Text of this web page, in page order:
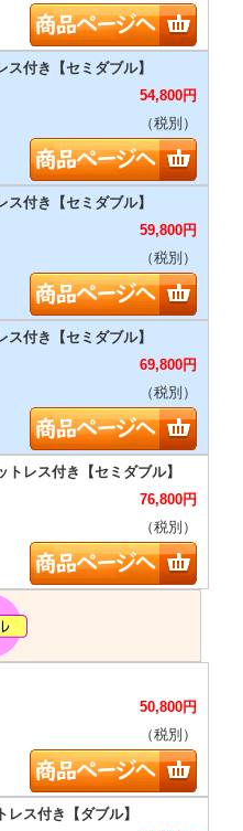
54,800円
（税別）
59,800円
（税別）
69,800円
（税別）
76,800円
（税別）
50,800円
（税別）